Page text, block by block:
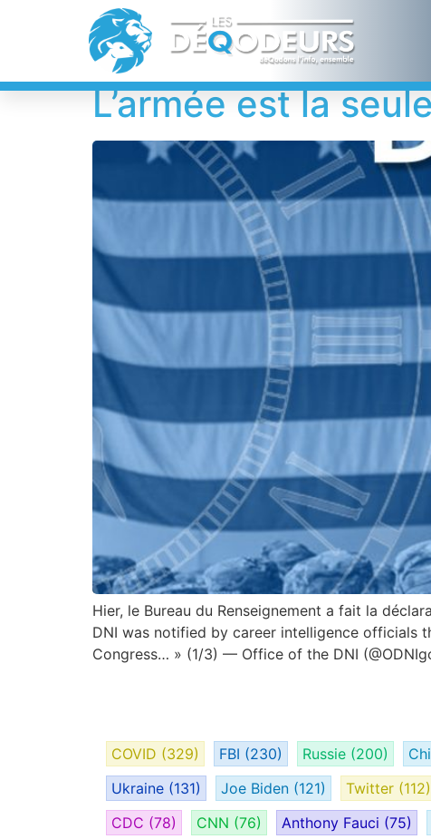
Étiquette :Q
L’armée est la
Hier, le Bureau du Renseignement a fait la
DNI was notified by career intelligence officials
Congress… » (1/3) — Office of the DNI
COVID (329) FBI (230) Russie (200)
Ukraine (131) Joe Biden (121) Twitter (112)
CDC (78) CNN (76) Anthony Fauci (75)